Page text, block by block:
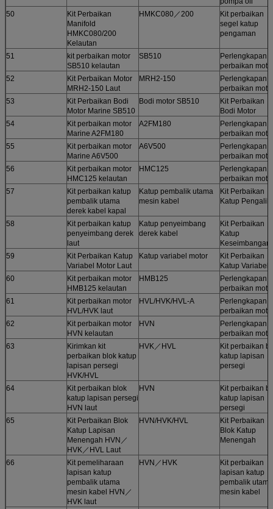
50
Kit Perbaikan
Manifold
HMKC080/200
Kelautan
HMKC080／200
Kit perbaikan
segel katup
pengaman
51
kit perbaikan motor
SB510 kelautan
SB510
Perlengkapan
perbaikan
52
Kit Perbaikan Motor
MRH2-150 Laut
MRH2-150
Perlengkapan
perbaikan
53
Kit Perbaikan Bodi
Motor Marine SB510
Bodi motor SB510
Kit Perbaikan
Bodi Motor
54
Kit perbaikan motor
Marine A2FM180
A2FM180
Perlengkapan
perbaikan
55
Kit perbaikan motor
Marine A6V500
A6V500
Perlengkapan
perbaikan
56
Kit perbaikan motor
HMC125 kelautan
HMC125
Perlengkapan
perbaikan
57
Kit perbaikan katup
pembalik utama
derek kabel kapal
Katup pembalik utama
mesin kabel
Kit Perbaikan
Katup Pengalih
58
Kit perbaikan katup
penyeimbang derek
laut
Katup penyeimbang
derek kabel
Kit Perbaikan
Katup
Keseimbangan
59
Kit Perbaikan Katup
Variabel Motor Laut
Katup variabel motor
Kit Perbaikan
Katup Variabel
60
Kit perbaikan motor
HMB125 kelautan
HMB125
Perlengkapan
perbaikan
61
Kit perbaikan motor
HVL/HVK laut
HVL/HVK/HVL-A
Perlengkapan
perbaikan
62
Kit perbaikan motor
HVN kelautan
HVN
Perlengkapan
perbaikan
63
Kirimkan kit
perbaikan blok katup
lapisan persegi
HVK/HVL
HVK／HVL
Kit perbaikan
katup lapisan
persegi
64
Kit perbaikan blok
katup lapisan persegi
HVN laut
HVN
Kit perbaikan
katup lapisan
persegi
65
Kit Perbaikan Blok
Katup Lapisan
Menengah HVN／
HVK／HVL Laut
HVN/HVK/HVL
Kit Perbaikan
Blok Katup
Menengah
66
Kit pemeliharaan
lapisan katup
pembalik utama
mesin kabel HVN／
HVK laut
HVN／HVK
Kit perbaikan
lapisan katup
pembalik utama
mesin kabel